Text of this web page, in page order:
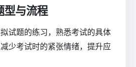
型与流程
试题的练习，熟悉考试的具体
少考试时的紧张情绪，提升应